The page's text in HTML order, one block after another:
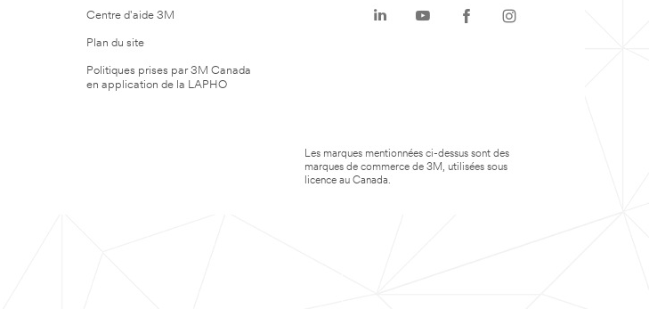
Centre d'aide 3M
Plan du site
Politiques prises par 3M Canada
en application de la LAPHO
Les marques mentionnées ci-dessus sont des
marques de commerce de 3M, utilisées sous
licence au Canada.